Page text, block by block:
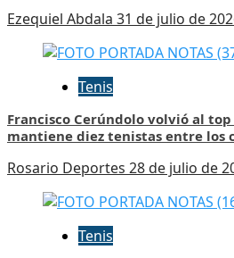
Ezequiel Abdala 31 de julio de
Tenis
Francisco Cerúndolo volvió al
mantiene diez tenistas entre los
Rosario Deportes 28 de julio de
Tenis